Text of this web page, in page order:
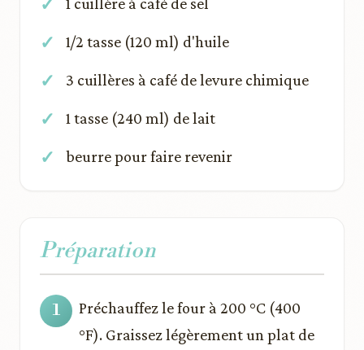
1/2 tasse (120 ml) d'huile
3 cuillères à café de levure chimique
1 tasse (240 ml) de lait
beurre pour faire revenir
Préparation
Préchauffez le four à 200 °C (400
°F). Graissez légèrement un plat de